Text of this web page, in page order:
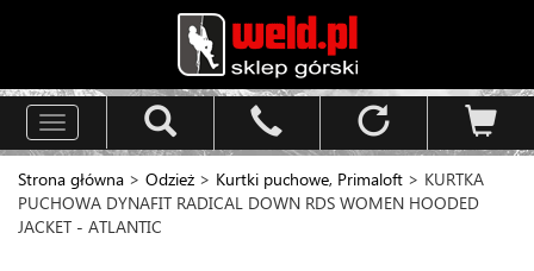
Toggle
navigation
Strona główna > Odzież > Kurtki puchowe, Primaloft > KURTKA
PUCHOWA DYNAFIT RADICAL DOWN RDS WOMEN HOODED
JACKET - ATLANTIC